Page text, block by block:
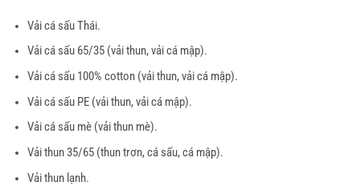
Vải cá sấu Thái.
Vải cá sấu 65/35 (vải thun, vải cá mập).
Vải cá sấu 100% cotton (vải thun, vải cá mập).
Vải cá sấu PE (vải thun, vải cá mập).
Vải cá sấu mè (vải thun mè).
Vải thun 35/65 (thun trơn, cá sấu, cá mập).
Vải thun lạnh.